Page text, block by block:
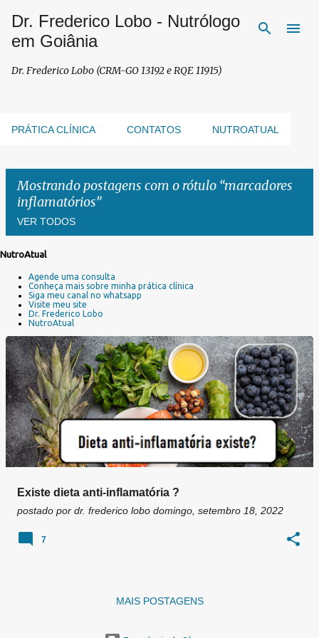
Pular para o conteúdo principal
Dr. Frederico Lobo - Nutrólogo
em Goiânia
Dr. Frederico Lobo (CRM-GO 13192 e RQE 11915)
PRÁTICA CLÍNICA CONTATOS NUTROATUAL
Mostrando postagens com o rótulo marcadores
inflamatórios
VER TODOS
g
e
n
NutroAtual
Agende uma consulta
Conheça mais sobre minha prática clínica
Siga meu canal no whatsapp
Visite meu site
Dr. Frederico Lobo
NutroAtual
Existe dieta anti-inflamatória ?
postado por dr. frederico lobo domingo, setembro 18, 2022
7
MAIS POSTAGENS